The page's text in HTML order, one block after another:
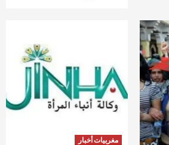
مغربيات أخبار